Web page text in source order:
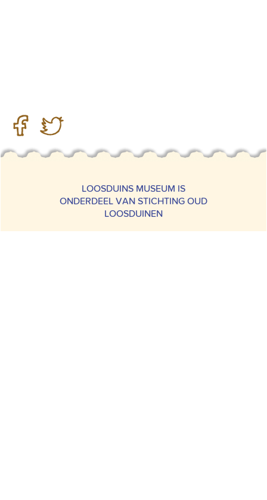
LOOSDUINS MUSEUM IS
ONDERDEEL VAN STICHTING OUD
LOOSDUINEN